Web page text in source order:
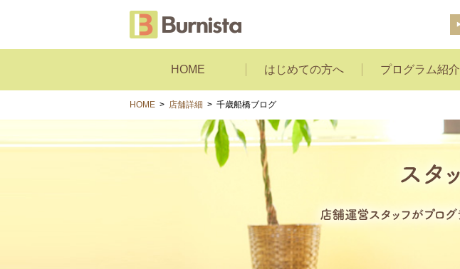
HOME はじめての方へ プログラム紹介
HOME > 店舗詳細 > 千歳船橋ブログ